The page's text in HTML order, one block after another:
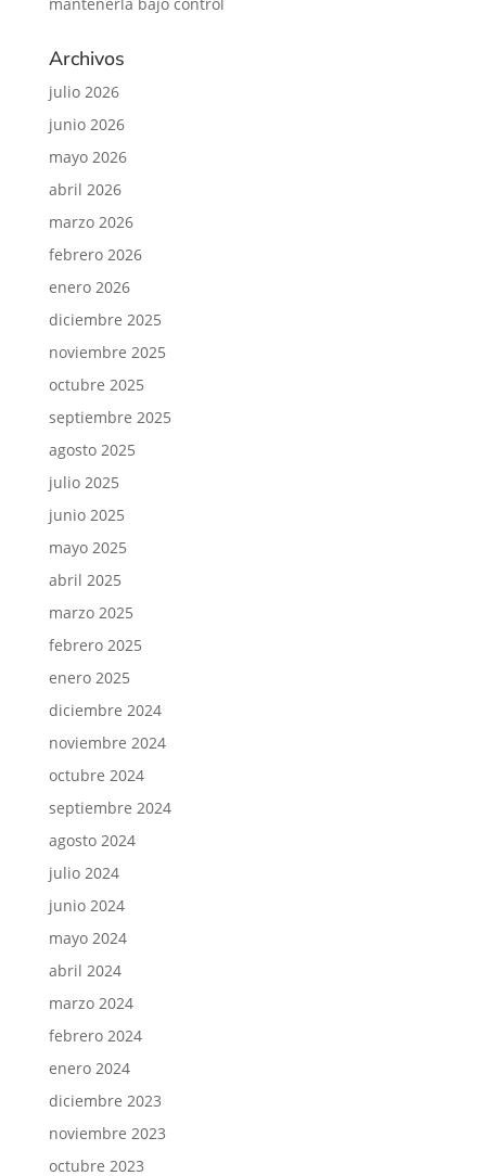
Archivos
julio 2026
junio 2026
mayo 2026
abril 2026
marzo 2026
febrero 2026
enero 2026
diciembre 2025
noviembre 2025
octubre 2025
septiembre 2025
agosto 2025
julio 2025
junio 2025
mayo 2025
abril 2025
marzo 2025
febrero 2025
enero 2025
diciembre 2024
noviembre 2024
octubre 2024
septiembre 2024
agosto 2024
julio 2024
junio 2024
mayo 2024
abril 2024
marzo 2024
febrero 2024
enero 2024
diciembre 2023
noviembre 2023
octubre 2023